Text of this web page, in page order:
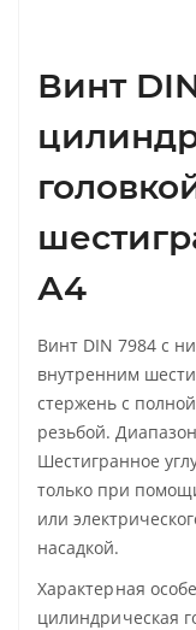
Винт
А4
Винт DIN 7984 с
внутренним
стержень с
резьбой.
Шестигранное
только при
или
насадкой.
Характерная
цилиндрическая